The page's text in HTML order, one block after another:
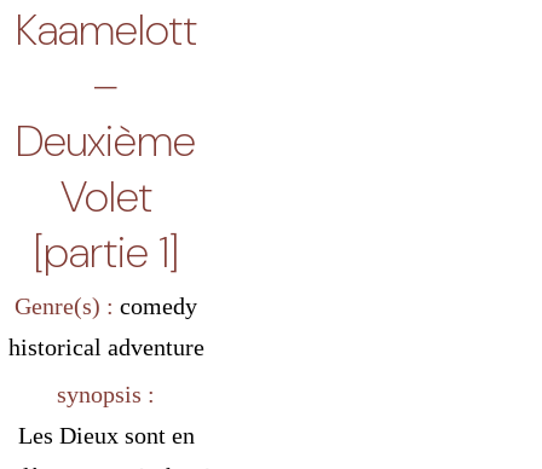
Kaamelott
–
Deuxième
Volet
[partie 1]
Genre(s) :comedy
historical adventure
synopsis :
Les Dieux sont en